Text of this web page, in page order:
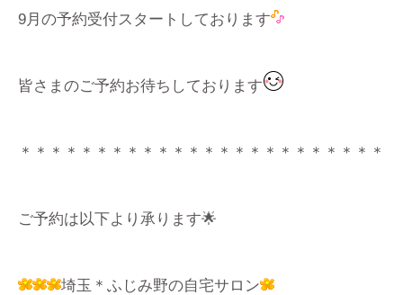
9月の予約受付スタートしております
皆さまのご予約お待ちしております
＊＊＊＊＊＊＊＊＊＊＊＊＊＊＊＊＊＊＊＊＊＊＊＊
ご予約は以下より承ります🌟
埼玉＊ふじみ野の自宅サロン